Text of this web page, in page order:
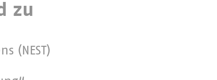
zu
(NEST)